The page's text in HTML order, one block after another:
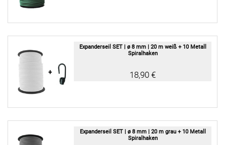
Expanderseil SET | ø 8 mm | 20 m weiß + 10 Metall
Spiralhaken
18,90 €
Expanderseil SET | ø 8 mm | 20 m grau + 10 Metall
Spiralhaken